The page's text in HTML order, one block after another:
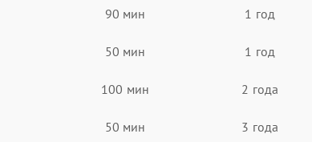
90 мин 1 год
50 мин 1 год
100 мин 2 года
50 мин 3 года